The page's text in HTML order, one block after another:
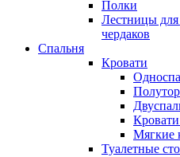
Полки
Лестницы для
чердаков
Спальня
Кровати
Мягкие
Туалетные